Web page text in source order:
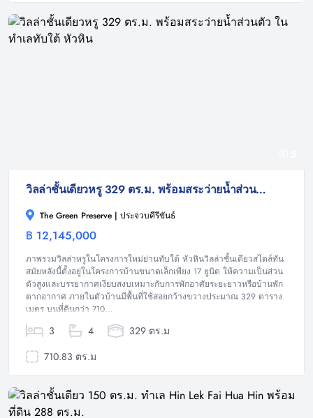
วิลล่าชั้นเดียวหรู 329 ตร.ม. พร้อมสระว่ายน้ำส่วนตัว ในทำเลทับใต้ หัวหิน
The Green Preserve | ประจวบคีรีขันธ์
฿ 12,145,000
ภาพรวมวิลล่าหรูในโครงการใหม่ย่านทับใต้ หัวหินวิลล่าชั้นเดียวสไตล์ทัน
สมัยหลังนี้ตั้งอยู่ในโครงการบ้านขนาดเล็กเพียง 17 ยูนิต ให้ความเป็นส่วน
ตัวสูงและบรรยากาศเงียบสงบเหมาะกับการพักอาศัยระยะยาวหรือบ้านพัก
ตากอากาศ ภายในตัวบ้านมีพื้นที่ใช้สอยกว้างขวางประมาณ 329 ตาราง
เมตร บนที่ดินกว่า 710...
3 4
329 ตร.ม
710.83 ตร.ม